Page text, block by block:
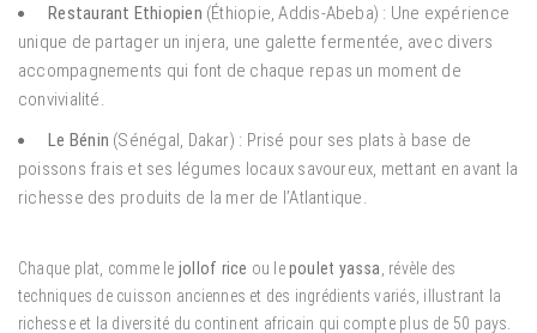
Restaurant Ethiopien (Éthiopie, Addis-Abeba) : Une expérience
unique de partager un injera, une galette fermentée, avec divers
accompagnements qui font de chaque repas un moment de
convivialité.
Le Bénin (Sénégal, Dakar) : Prisé pour ses plats à base de
poissons frais et ses légumes locaux savoureux, mettant en avant la
richesse des produits de la mer de l’Atlantique.
Chaque plat, comme le jollof rice ou lepoulet yassa , révèle des
techniques de cuisson anciennes et des ingrédients variés, illustrant la
richesse et la diversité du continent africain qui compte plus de 50 pays.